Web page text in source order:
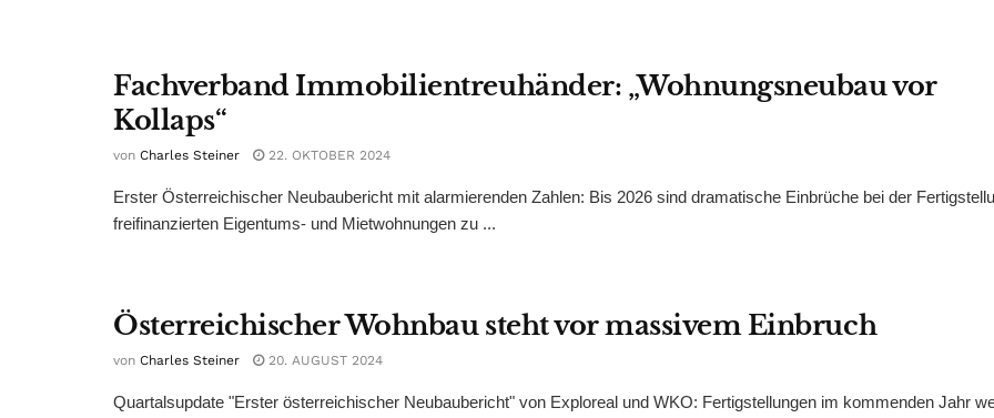
Fachverband Immobilientreuhänder: „Wohnungsneubau vor
Kollaps“
von Charles Steiner 22. OKTOBER 2024
Erster Österreichischer Neubaubericht mit alarmierenden Zahlen: Bis 2026 sind dramatische Einbrüche bei der
freifinanzierten Eigentums- und Mietwohnungen zu ...
Österreichischer Wohnbau steht vor massivem Einbruch
von Charles Steiner 20. AUGUST 2024
Quartalsupdate "Erster österreichischer Neubaubericht" von Exploreal und WKO: Fertigstellungen im kommenden Jahr